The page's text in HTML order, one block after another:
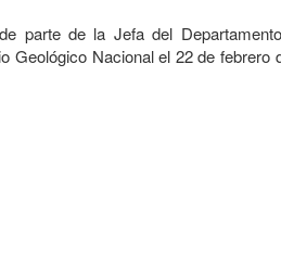
parte de la Jefa del
Geológico Nacional el 22 de febrero